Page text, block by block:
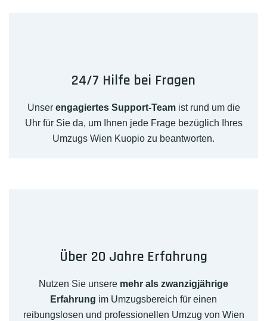
24/7 Hilfe bei Fragen
Unser engagiertes Support-Teamist rund um die
Uhr für Sie da, um Ihnen jede Frage bezüglich Ihres
Umzugs Wien Kuopio zu beantworten.
Über 20 Jahre Erfahrung
Nutzen Sie unsere mehr als zwanzigjährige
Erfahrung im Umzugsbereich für einen
reibungslosen und professionellen Umzug von Wien